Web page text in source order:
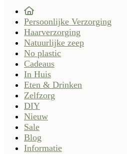
Persoonlijke Verzorging
Haarverzorging
Natuurlijke zeep
No plastic
Cadeaus
In Huis
Eten & Drinken
Zelfzorg
DIY
Nieuw
Sale
Blog
Informatie